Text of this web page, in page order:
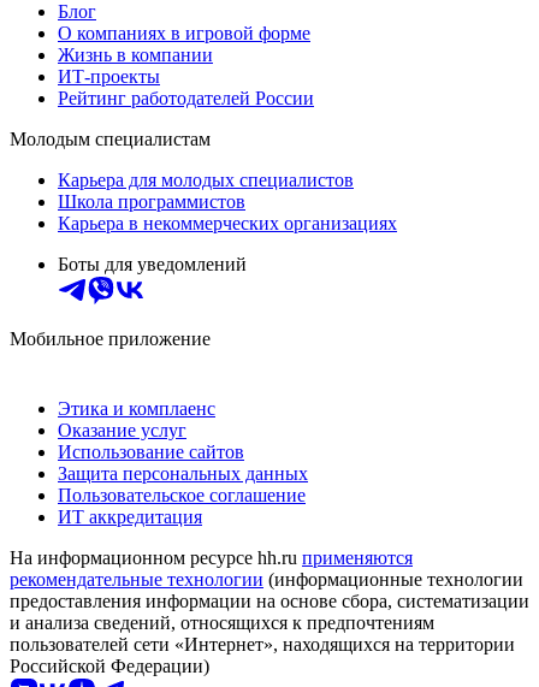
Блог
О компаниях в игровой форме
Жизнь в компании
ИТ-проекты
Рейтинг работодателей России
Молодым специалистам
Карьера для молодых специалистов
Школа программистов
Карьера в некоммерческих организациях
Боты для уведомлений
Мобильное приложение
Этика и комплаенс
Оказание услуг
Использование сайтов
Защита персональных данных
Пользовательское соглашение
ИТ аккредитация
На информационном ресурсе hh.ru применяются
рекомендательные технологии (информационные технологии
предоставления информации на основе сбора, систематизации
и анализа сведений, относящихся к предпочтениям
пользователей сети «Интернет», находящихся на территории
Российской Федерации)